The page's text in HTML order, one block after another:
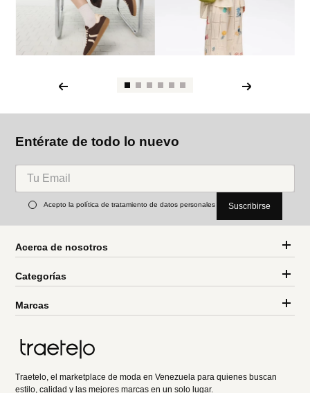
Entérate de todo lo nuevo
Acepto la política de tratamiento de datos personales Suscribirse
Acerca de nosotros
Categorías
Marcas
Traetelo, el marketplace de moda en Venezuela para quienes buscan
estilo, calidad y las mejores marcas en un solo lugar.